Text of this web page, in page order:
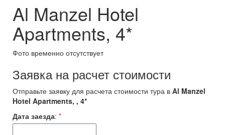
Al Manzel Hotel
Apartments, 4*
Фото временно отсутствует
Заявка на расчет стоимости
Отправьте заявку для расчета стоимости тура в Al Manzel
Hotel Apartments, , 4*
Дата заезда: *